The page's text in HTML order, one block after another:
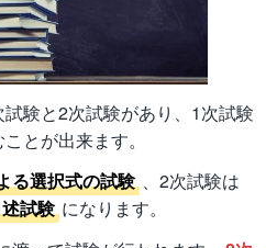
験と2次試験があり、1次試験
とが出来ます。
る選択式の試験 、2次試験は
試験 になります。